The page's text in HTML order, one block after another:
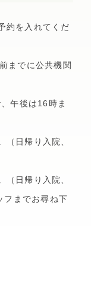
約を入れてくだ
までに公共機関
午後は16時ま
（日帰り入院、
（日帰り入院、
フまでお尋ね下